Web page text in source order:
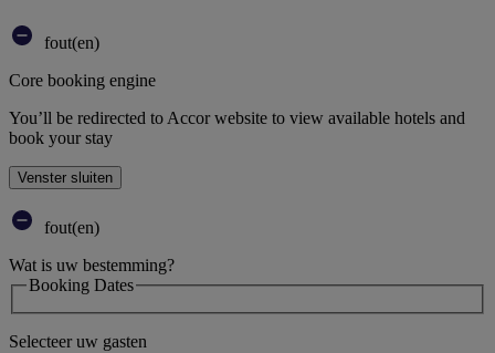
fout(en)
Core booking engine
You’ll be redirected to Accor website to view available hotels and
book your stay
Venster sluiten
fout(en)
Wat is uw bestemming?
Booking Dates
Selecteer uw gasten